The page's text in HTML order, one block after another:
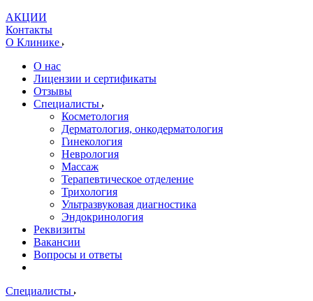
АКЦИИ
Контакты
О Клинике
О нас
Лицензии и сертификаты
Отзывы
Специалисты
Косметология
Дерматология, онкодерматология
Гинекология
Неврология
Массаж
Терапевтическое отделение
Трихология
Ультразвуковая диагностика
Эндокринология
Реквизиты
Вакансии
Вопросы и ответы
Специалисты